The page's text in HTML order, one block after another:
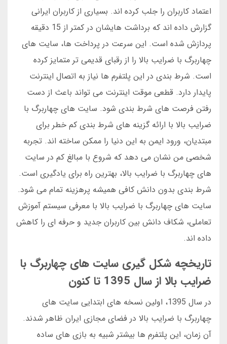
اعتماد کاربران را جلب کرده اند. بسیاری از کاربران ایرانی
گزارش داده اند که برداشت هایشان در کمتر از 15 دقیقه
پردازش شده است. این سرعت در پرداخت ها، سایت های
چهاربرگ با ضرایب بالا را از رقبای قدیمی تر متمایز کرده
است. شرط بندی در این پلتفرم ها نیاز به اتصال اینترنت
پایدار دارد. قطعی موقت اینترنت می تواند باعث از دست
رفتن فرصت های شرط بندی شود. سایت های چهاربرگ با
ضرایب بالا با ارائه گزینه های شرط بندی کم خطر برای
مبتدیان، ورود ایمن به این دنیا را ممکن ساخته اند. تجربه
شخصی من نشان می دهد که شروع با مبالغ کم در سایت
های چهاربرگ با ضرایب بالا، بهترین راه برای یادگیری است.
شرط بندی بدون دانش کافی همیشه پرهزینه تمام می شود.
سایت های چهاربرگ با ضرایب بالا با معرفی سیستم آموزش
تعاملی، شکاف دانش بین کاربران جدید و حرفه ای را کاهش
داده اند.
تاریخچه شکل گیری سایت های چهاربرگ با
ضرایب بالا از سال 1395 تا کنون
در سال 1395، اولین نسخه های ابتدایی سایت های
چهاربرگ با ضرایب بالا در فضای مجازی ایران ظاهر شدند.
آن زمان، این پلتفرم ها بیشتر شبیه به بازی های ساده